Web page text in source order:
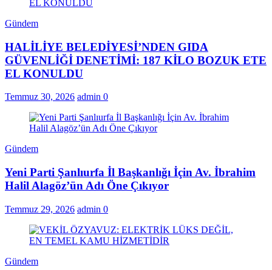
Gündem
HALİLİYE BELEDİYESİ’NDEN GIDA
GÜVENLİĞİ DENETİMİ: 187 KİLO BOZUK ETE
EL KONULDU
Temmuz 30, 2026 admin 0
Gündem
Yeni Parti Şanlıurfa İl Başkanlığı İçin Av. İbrahim
Halil Alagöz’ün Adı Öne Çıkıyor
Temmuz 29, 2026 admin 0
Gündem